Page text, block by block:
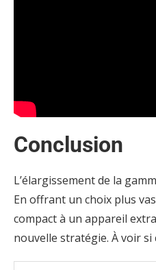
Conclusion
L’élargissement de la
En offrant un choix plus
compact à un appareil
nouvelle stratégie. À voir si